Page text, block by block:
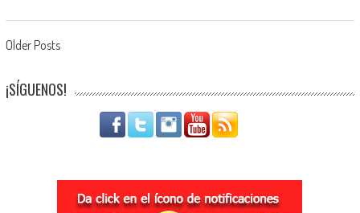
Navegación de entradas
Older Posts
¡SÍGUENOS!